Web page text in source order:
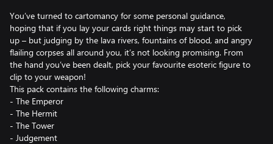
You’ve turned to cartomancy for some personal guidance,
hoping that if you lay your cards right things may start to pick
up – but judging by the lava rivers, fountains of blood, and angry
flailing corpses all around you, it’s not looking promising. From
the hand you’ve been dealt, pick your favourite esoteric figure to
clip to your weapon!
This pack contains the following charms:
- The Emperor
- The Hermit
- The Tower
- Judgement